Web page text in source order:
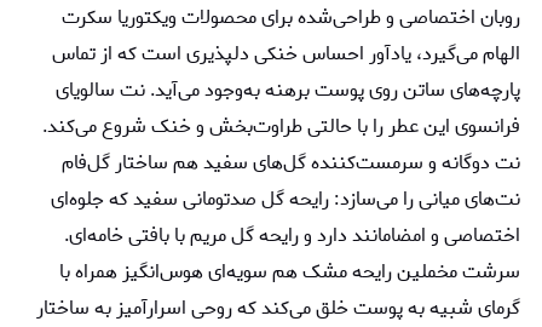
روبان اختصاصی و طراحی‌شده برای محصولات ویکتوریا سکرت
الهام می‌گیرد، یادآور احساس خنکی دلپذیری است که از تماس
پارچه‌های ساتن روی پوست برهنه به‌وجود می‌آید. نت سالویای
فرانسوی این عطر را با حالتی طراوت‌بخش و خنک شروع می‌کند.
نت دوگانه و سرمست‌کننده گل‌های سفید هم ساختار گل‌فام
نت‌های میانی را می‌سازد: رایحه گل صدتومانی سفید که جلوه‌ای
اختصاصی و امضامانند دارد و رایحه گل مریم با بافتی خامه‌ای.
سرشت مخملین رایحه مشک هم سویه‌ای هوس‌انگیز همراه با
گرمای شبیه به پوست خلق می‌کند که روحی اسرارآمیز به ساختار